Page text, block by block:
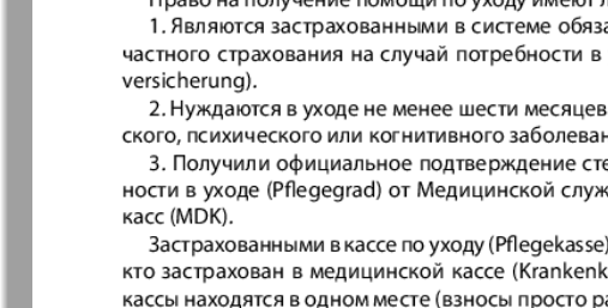
Германия плюс Давай
Домашний
кулинар
Домашний
ресторан
Европа экспресс
Европейский
меридиан